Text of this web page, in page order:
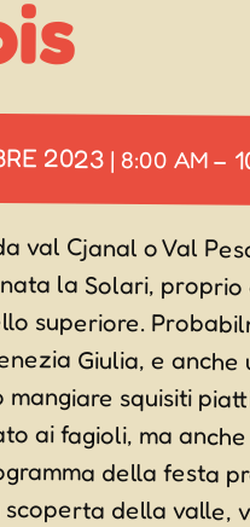
2023 | 8:00 AM–
val Cjanal o Val
la Solari,
superiore.
Giulia, e
mangiare squisiti
ai fagioli, ma
della
scoperta della